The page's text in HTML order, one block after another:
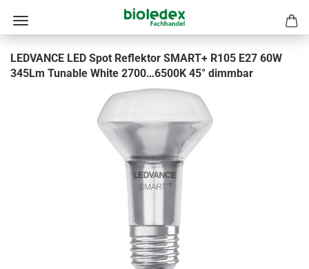
LEDVANCE LED Spot Reflektor SMART+ R105 E27 60W
345Lm Tunable White 2700…6500K 45° dimmbar